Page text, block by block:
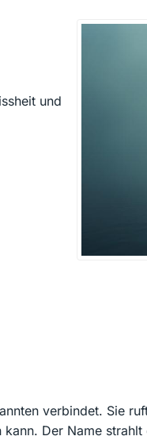
und
verbindet. Sie
Der Name